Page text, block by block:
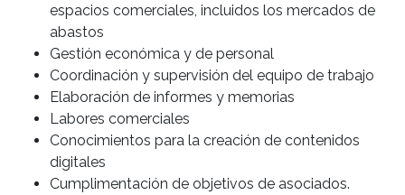
espacios comerciales, incluidos los mercados de
abastos
Gestión económica y de personal
Coordinación y supervisión del equipo de trabajo
Elaboración de informes y memorias
Labores comerciales
Conocimientos para la creación de contenidos
digitales
Cumplimentación de objetivos de asociados.